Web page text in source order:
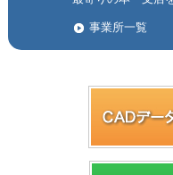
事業所一覧